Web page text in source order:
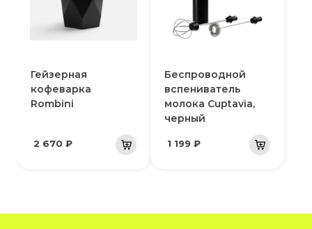
Гейзерная
кофеварка
Rombini
2 670 ₽
Беспроводной
вспениватель
молока Cuptavia,
черный
1 199 ₽